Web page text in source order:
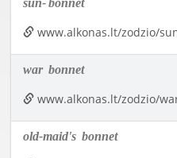
sun-bonnet
www.alkonas.lt/zodzio/
war bonnet
www.alkonas.lt/zodzio/
old-maid's bonnet